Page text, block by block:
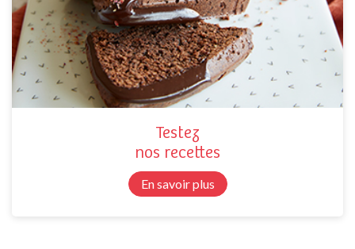
Testez
nos recettes
En savoir plus